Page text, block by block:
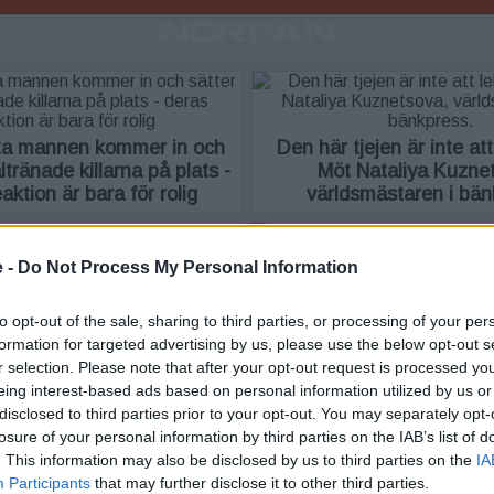
- Do Not Process My Personal Information
opt-out of the sale, sharing to third parties, or processing of your
for targeted advertising by us, please use the below opt-out
selection. Please note that after your opt-out request is processed
interest-based ads based on personal information utilized by us
to third parties prior to your opt-out. You may separately
of your personal information by third parties on the IAB’s list of
This information may also be disclosed by us to third parties on the
Participants that may further disclose it to other third parties.
mannen kommer in och
killarna på plats -
är bara för rolig
Den här tjejen är inte
Möt Nataliya
världsmästaren i
och tatuerat monster som
Hon är beroende av att
som gör vad de vill på
här fick oss att skratta
rakt ut
En liten 3-årig flicka
skridskotävling – allas